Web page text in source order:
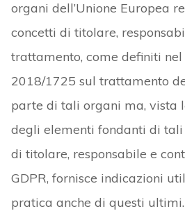
organi dell’Unione Europea
concetti di titolare,
trattamento, come definiti
2018/1725 sul trattamento
parte di tali organi ma, vista
degli elementi fondanti di
di titolare, responsabile e
GDPR, fornisce indicazioni
pratica anche di questi ultimi.